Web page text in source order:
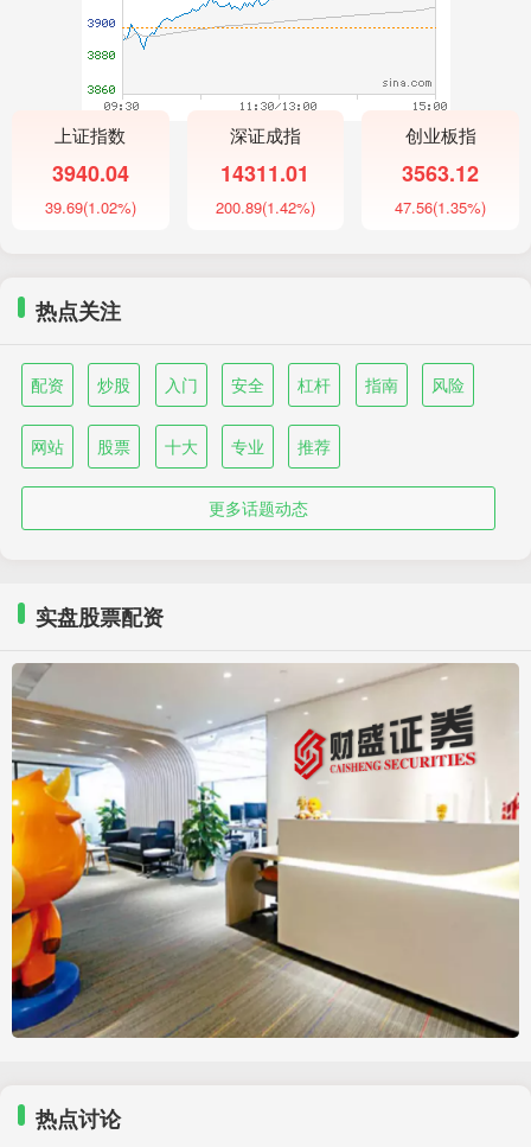
上证指数
3940.04
39.69(1.02%)
深证成指
14311.01
200.89(1.42%)
创业板指
3563.12
47.56(1.35%)
热点关注
配资 炒股 入门 安全 杠杆 指南 风险
网站 股票 十大 专业 推荐
更多话题动态
实盘股票配资
热点讨论